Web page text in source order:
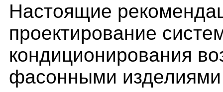
Настоящие
проектирование
кондиционирования
фасонными изделиями